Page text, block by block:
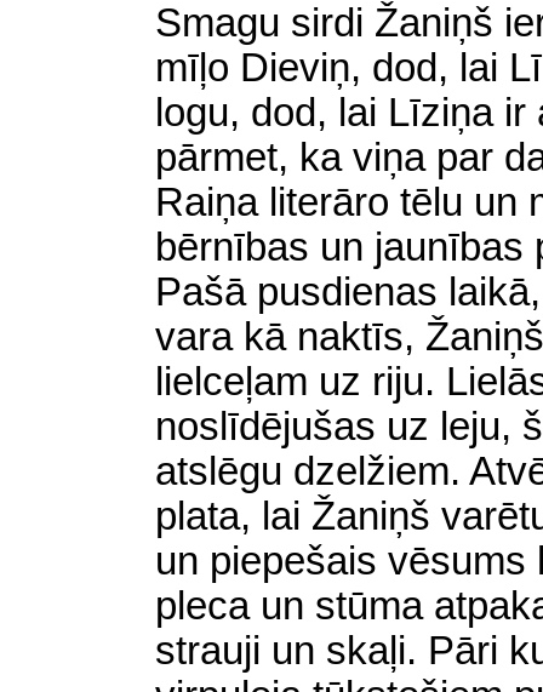
Smagu sirdi Žaniņš
mīļo Dieviņ, dod, lai
logu, dod, lai Līziņa
pārmet, ka viņa par
Raiņa literāro tēlu un
bērnības un jaunības
Pašā pusdienas
vara kā naktīs,
lielceļam uz riju.
noslīdējušas uz leju,
atslēgu dzelžiem.
plata, lai Žaniņš
un piepešais
pleca un stūma
strauji un skaļi. Pāri